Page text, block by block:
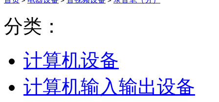
分类：
计算机设备
计算机输入输出设备